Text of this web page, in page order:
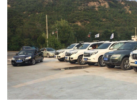
用
户
精
选
运
动